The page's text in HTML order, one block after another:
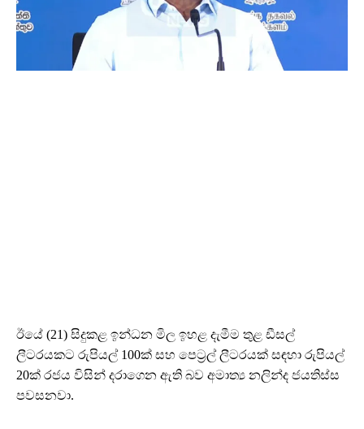
ඊයේ (21) සිදුකළ ඉන්ධන මිල ඉහළ දැමීම තුළ ඩීසල්
ලීටරයකට රුපියල් 100ක් සහ පෙට්‍රල් ලීටරයක් සඳහා රුපියල්
20ක් රජය විසින් දරාගෙන ඇති බව අමාත්‍ය නලින්ද ජයතිස්ස
පවසනවා.